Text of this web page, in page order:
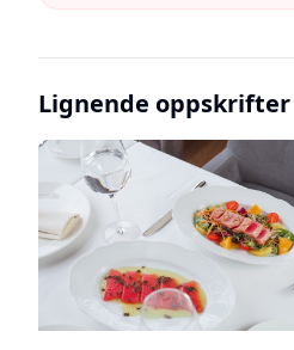
Lignende oppskrifter